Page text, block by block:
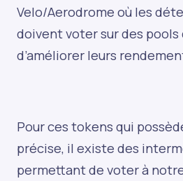
Velo/Aerodrome où les
doivent voter sur des
d’améliorer leurs
Pour ces tokens qui
précise, il existe des
permettant de voter à